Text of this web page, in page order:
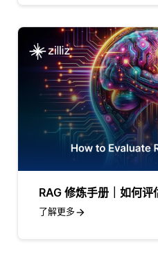
RAG 修炼手册｜如何评
了解更多